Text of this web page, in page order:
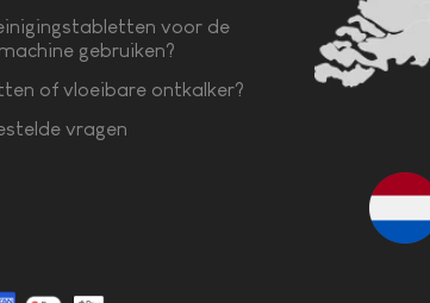
voor de
gebruiken?
of vloeibare ontkalker?
vragen